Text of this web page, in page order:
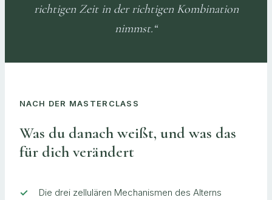
richtigen Zeit in der richtigen Kombination
nimmst.“
NACH DER MASTERCLASS
Was du danach weißt, und was das
für dich verändert
Die drei zellulären Mechanismen des Alterns